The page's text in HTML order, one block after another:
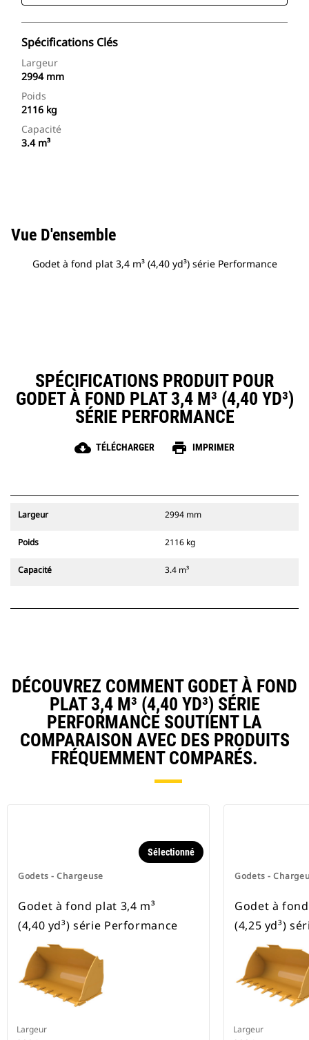
Spécifications Clés
Largeur
2994 mm
Poids
2116 kg
Capacité
3.4 m³
Vue D'ensemble
Godet à fond plat 3,4 m³ (4,40 yd³) série Performance
SPÉCIFICATIONS PRODUIT POUR
GODET À FOND PLAT 3,4 M³ (4,40 YD³)
SÉRIE PERFORMANCE
cloud_download TÉLÉCHARGER print IMPRIMER
Largeur 2994 mm
Poids 2116 kg
Capacité 3.4 m³
DÉCOUVREZ COMMENT GODET À FOND
PLAT 3,4 M³ (4,40 YD³) SÉRIE
PERFORMANCE SOUTIENT LA
COMPARAISON AVEC DES PRODUITS
FRÉQUEMMENT COMPARÉS.
Godets - Chargeuse
Sélectionné
Godet à fond plat 3,4 m³
(4,40 yd³) série Performance
Largeur
Godets -
Godet à
(4,25 yd³)
Largeur